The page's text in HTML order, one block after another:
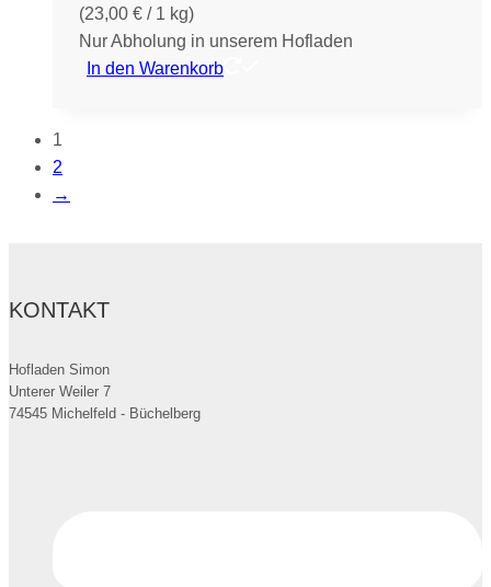
(23,00 € / 1 kg)
Nur Abholung in unserem Hofladen
In den Warenkorb
1
2
→
KONTAKT
Hofladen Simon
Unterer Weiler 7
74545 Michelfeld - Büchelberg